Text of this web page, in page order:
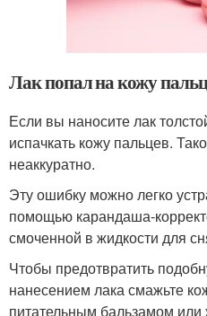
Лак попал на кожу
Если вы наносите лак
испачкать кожу пальцев.
неаккуратно.
Эту ошибку можно легко
помощью карандаша-
смоченной в жидкости для
Чтобы предотвратить
нанесением лака смажьте
питательным бальзамом